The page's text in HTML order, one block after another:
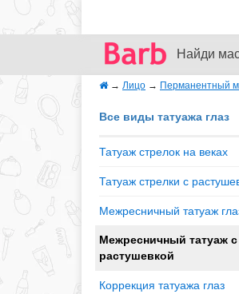
Найди
→ Лицо → Перманентный
Все виды татуажа глаз
Татуаж стрелок на веках
Татуаж стрелки с
Межресничный татуаж
Межресничный татуаж с
растушевкой
Коррекция татуажа глаз